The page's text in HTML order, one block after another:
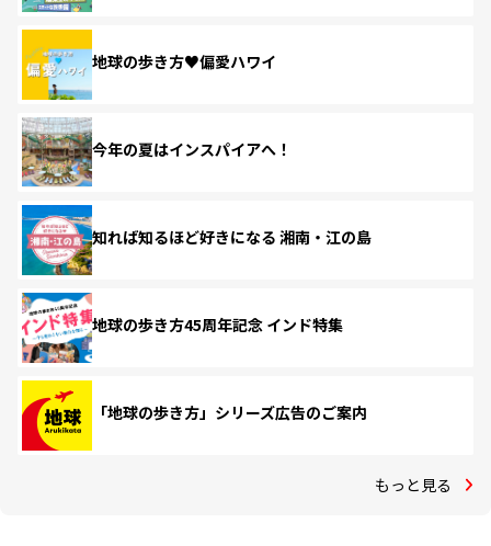
地球の歩き方♥偏愛ハワイ
今年の夏はインスパイアへ！
知れば知るほど好きになる 湘南・江の島
地球の歩き方45周年記念 インド特集
「地球の歩き方」シリーズ広告のご案内
もっと見る